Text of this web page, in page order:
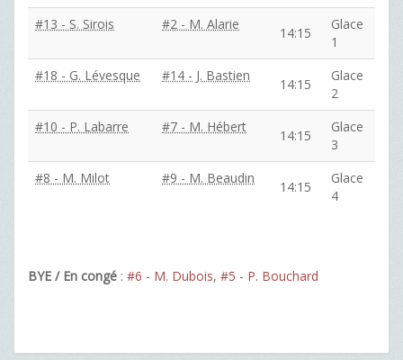
#13 - S. Sirois
#2 - M. Alarie
14:15
Glace
1
#18 - G. Lévesque
#14 - J. Bastien
14:15
Glace
2
#10 - P. Labarre
#7 - M. Hébert
14:15
Glace
3
#8 - M. Milot
#9 - M. Beaudin
14:15
Glace
4
BYE / En congé : #6 - M. Dubois, #5 - P. Bouchard